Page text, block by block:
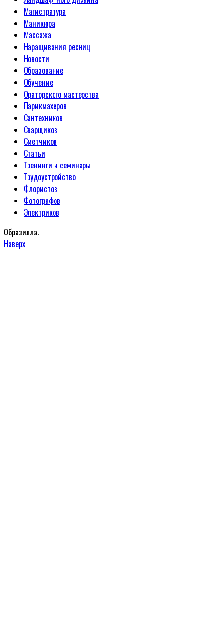
Магистратура
Маникюра
Массажа
Наращивания ресниц
Новости
Образование
Обучение
Ораторского мастерства
Парикмахеров
Сантехников
Сварщиков
Сметчиков
Статьи
Тренинги и семинары
Трудоустройство
Флористов
Фотографов
Электриков
Образилла.
Наверх